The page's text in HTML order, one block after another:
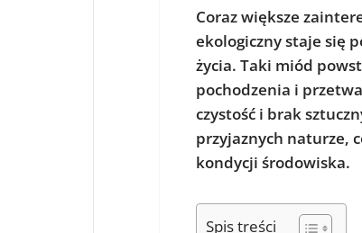
Coraz większe
ekologiczny staje się
życia. Taki miód
pochodzenia i
czystość i brak
przyjaznych naturze,
kondycji środowiska.
Spis treści